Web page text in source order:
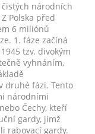
čistých národních
Polska před
6 miliónů
1. fáze začíná
tzv. divokým
vyhnáním,
druhé fázi. Tento
národními
Čechy, kteří
gardy, jimž
rabovací gardy.